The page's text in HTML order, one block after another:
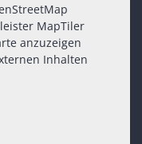
MapTiler
anzuzeigen
Inhalten